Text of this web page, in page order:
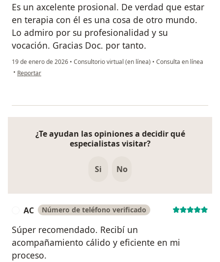
Es un axcelente prosional. De verdad que estar
en terapia con él es una cosa de otro mundo.
Lo admiro por su profesionalidad y su
vocación. Gracias Doc. por tanto.
19 de enero de 2026 • Consultorio virtual (en línea) • Consulta en línea
• en opinión del usuario A.A.
Reportar
¿Te ayudan las opiniones a decidir qué
especialistas visitar?
Si No
AC Número de teléfono verificado
Súper recomendado. Recibí un
acompañamiento cálido y eficiente en mi
proceso.